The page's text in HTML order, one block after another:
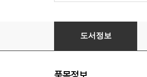
여전히 미쳐 있는
도서정보